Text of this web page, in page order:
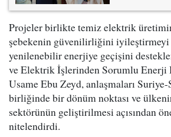
Projeler birlikte temiz elektrik
şebekenin güvenilirliğini iyileştirmeyi
yenilenebilir enerjiye geçişini
ve Elektrik İşlerinden Sorumlu Enerji
Usame Ebu Zeyd, anlaşmaları
birliğinde bir dönüm noktası ve
sektörünün geliştirilmesi açısından
nitelendirdi.